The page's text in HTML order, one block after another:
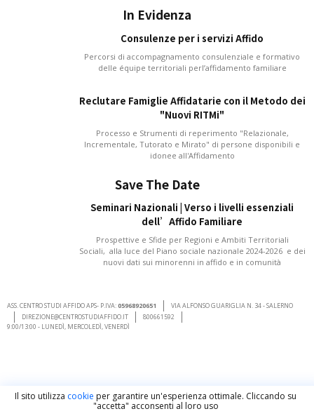
In Evidenza
Consulenze per i servizi Affido
Percorsi di accompagnamento consulenziale e formativo
delle équipe territoriali perl’affidamento familiare
Reclutare Famiglie Affidatarie con il Metodo dei
"Nuovi RITMi"
Processo e Strumenti di reperimento "Relazionale,
Incrementale, Tutorato e Mirato" di persone disponibili e
idonee all'Affidamento
Save The Date
Seminari Nazionali | Verso i livelli essenziali
dell’Affido Familiare
Prospettive e Sfide per Regioni e Ambiti Territoriali
Sociali, alla luce del Piano sociale nazionale 2024-2026 e dei
nuovi dati sui minorenni in affido e in comunità
ASS. CENTRO STUDI AFFIDO APS- P.IVA:05968920651
VIA ALFONSO GUARIGLIA N. 34 - SALERNO
DIREZIONE@CENTROSTUDIAFFIDO.IT
800661592
9:00/13:00 - LUNEDÌ, MERCOLEDÌ, VENERDÌ
Il sito utilizza cookie per garantire un'esperienza ottimale. Cliccando su
"accetta" acconsenti al loro uso